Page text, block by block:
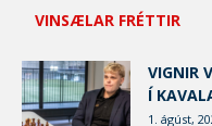
VINSÆLAR FRÉTTIR
VIGNIR
Í
1. ágúst,